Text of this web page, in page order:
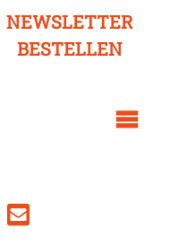
NEWSLETTER
BESTELLEN